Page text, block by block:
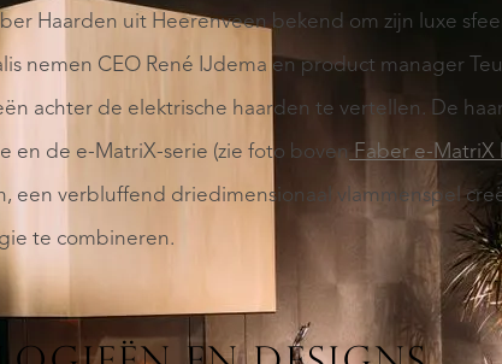
Haarden uit Heerenveen bekend om zijn luxe
nemen CEO René IJdema en product manager
achter de elektrische haarden te vertellen. De
en de e-MatriX-serie (zie foto boven Faber e-MatriX
een verbluffend driedimensionaal vlammenspel
te combineren.